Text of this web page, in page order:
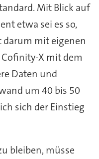
Mit Blick auf
etwa sei es so,
darum mit eigenen
X mit dem
Daten und
um 40 bis 50
sich der Einstieg
bleiben, müsse